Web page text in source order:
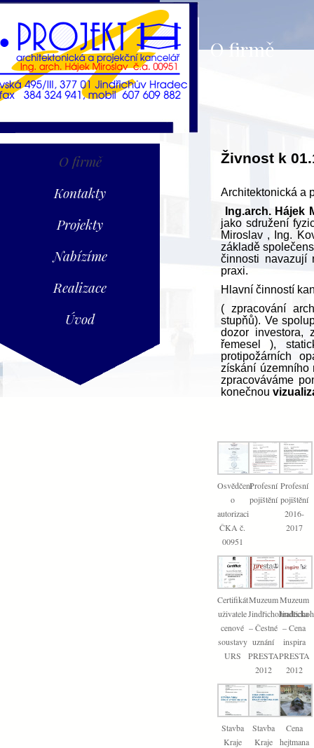
O firmě
Kontakty
Projekty
Nabízíme
Realizace
Úvod
O firmě
Živnost k
Architektonická a
Ing.arch.
jako sdružení
Miroslav , Ing.
základě
činnosti navazují
praxi.
Hlavní činností
( zpracování
stupňů). Ve
dozor investora,
řemesel ),
protipožárních
získání územního
zpracováváme
konečnou
Osvědčení
o
autorizaci
ČKA č.
00951
Profesní
pojištění
Profesní
pojištění
2016-
2017
Certifikát
uživatele
cenové
soustavy
URS
Muzeum
Jindřichohradecka
– Čestné
uznání
PRESTA
2012
Muzeum
– Cena
inspira
PRESTA
2012
Stavba
Kraje
Stavba
Kraje
Cena
hejtmana